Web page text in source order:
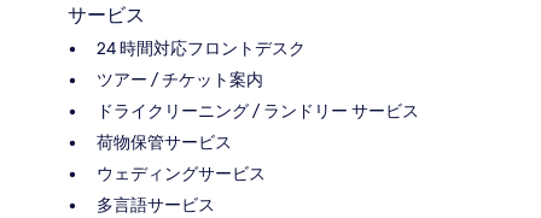
サービス
24 時間対応フロントデスク
ツアー / チケット案内
ドライクリーニング / ランドリー サービス
荷物保管サービス
ウェディングサービス
多言語サービス